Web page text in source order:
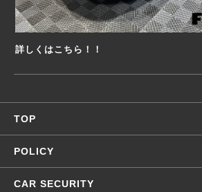
詳しくはこちら！！
TOP
POLICY
CAR SECURITY